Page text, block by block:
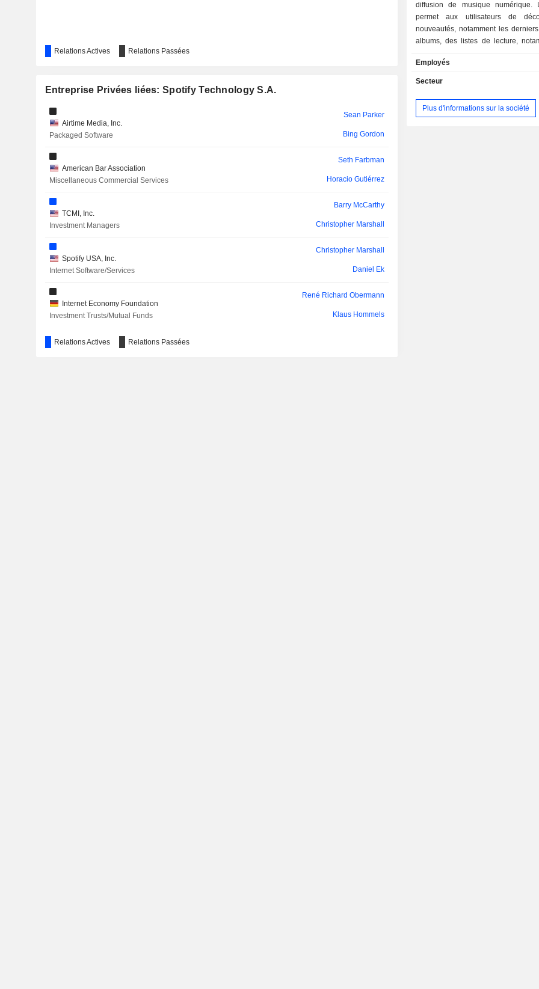
ACHARI VENTURES HOLDINGS CORP. I
Christopher Marshall
PAYONEER GLOBAL INC. Christopher Marshall
René Richard Obermann
RÖKO AB Peter Sterky
Relations Actives Relations Passées
Entreprise Privées liées: Spotify Technology S.A.
Airtime Media, Inc.
Packaged Software
Sean Parker
Bing Gordon
American Bar Association
Miscellaneous Commercial Services
Seth Farbman
Horacio Gutiérrez
TCMI, Inc.
Investment Managers
Barry McCarthy
Christopher Marshall
Spotify USA, Inc.
Internet Software/Services
Christopher Marshall
Daniel Ek
Internet Economy Foundation
Investment Trusts/Mutual Funds
René Richard Obermann
Klaus Hommels
Relations Actives Relations Passées
diffusion de musique numérique.
permet aux utilisateurs de
nouveautés, notamment les
albums, des listes de lecture,
des fans de musique et des
millions de chansons afin que les
nouveaux titres et se constituer une
personnalisée. Ses utilisateurs
Employés
Secteur
Plus d'informations sur la société